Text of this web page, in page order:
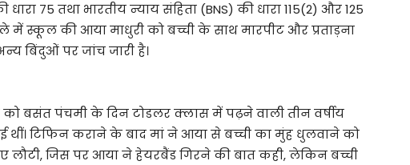
75 तथा भारतीय न्याय संहिता (BNS) की धारा 115(2) और 125
में स्कूल की आया माधुरी को बच्ची के साथ मारपीट और प्रताड़ना
बिंदुओं पर जांच जारी है।
बसंत पंचमी के दिन टोडलर क्लास में पढ़ने वाली तीन वर्षीय
थीं। टिफिन कराने के बाद मां ने आया से बच्ची का मुंह धुलवाने को
लौटी, जिस पर आया ने हेयरबैंड गिरने की बात कही, लेकिन बच्ची